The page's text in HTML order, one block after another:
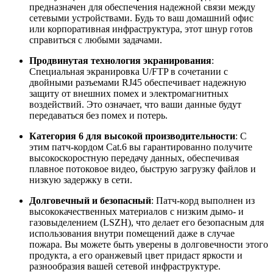
предназначен для обеспечения надежной связи между
сетевыми устройствами. Будь то ваш домашний офис
или корпоративная инфраструктура, этот шнур готов
справиться с любыми задачами.
Продвинутая технология экранирования:
Специальная экранировка U/FTP в сочетании с
двойными разъемами RJ45 обеспечивает надежную
защиту от внешних помех и электромагнитных
воздействий. Это означает, что ваши данные будут
передаваться без помех и потерь.
Категория 6 для высокой производительности: С
этим патч-кордом Cat.6 вы гарантированно получите
высокоскоростную передачу данных, обеспечивая
плавное потоковое видео, быструю загрузку файлов и
низкую задержку в сети.
Долговечный и безопасный: Патч-корд выполнен из
высококачественных материалов с низким дымо- и
газовыделением (LSZH), что делает его безопасным для
использования внутри помещений даже в случае
пожара. Вы можете быть уверены в долговечности этого
продукта, а его оранжевый цвет придаст яркости и
разнообразия вашей сетевой инфраструктуре.